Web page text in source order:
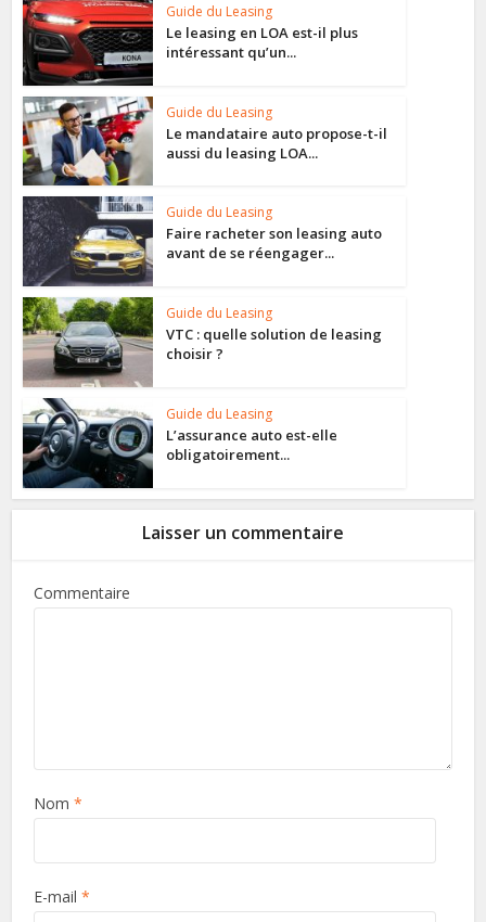
Guide du Leasing
Le leasing en LOA est-il plus
intéressant qu’un...
Guide du Leasing
Le mandataire auto propose-t-il
aussi du leasing LOA...
Guide du Leasing
Faire racheter son leasing auto
avant de se réengager...
Guide du Leasing
VTC : quelle solution de leasing
choisir ?
Guide du Leasing
L’assurance auto est-elle
obligatoirement...
Laisser un commentaire
Commentaire
Nom*
E-mail*